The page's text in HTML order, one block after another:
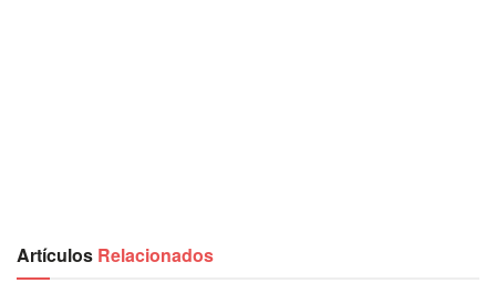
Artículos Relacionados